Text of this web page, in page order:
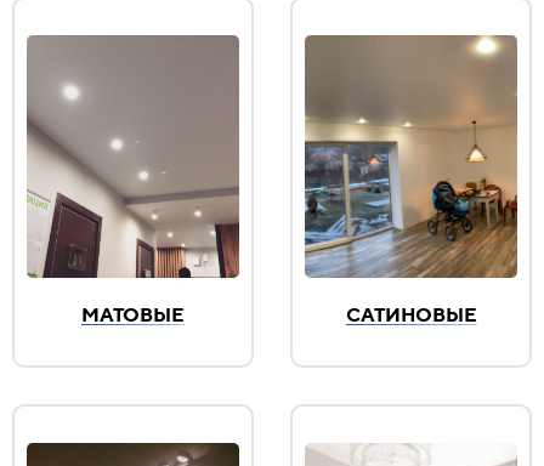
МАТОВЫЕ САТИНОВЫЕ